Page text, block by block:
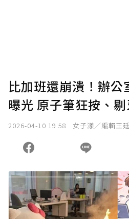
比加班還崩潰！辦
曝光 原子筆狂按、
2026-04-10 19:58 女子漾／編輯王